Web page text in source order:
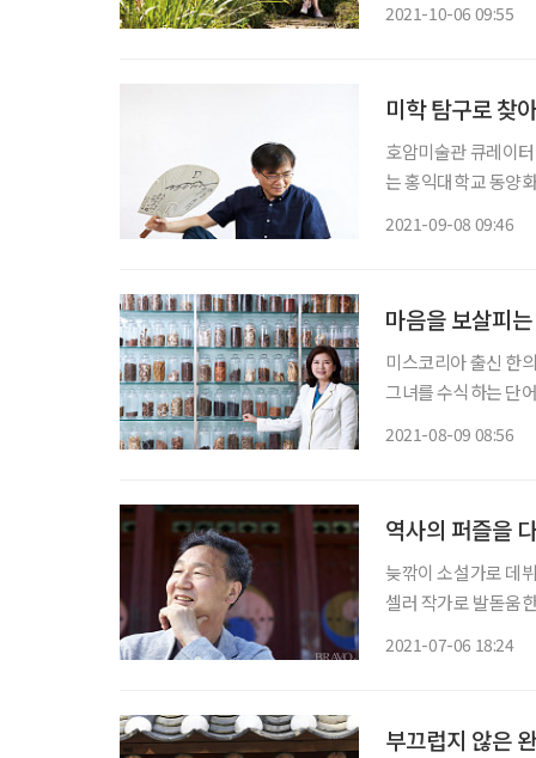
2021-10-06 09:55
미학 탐구로 찾
호암미술관 큐레이
는 홍익대학교 동양
2021-09-08 09:46
마음을 보살피
미스코리아 출신 한
그녀를 수식하는 단
2021-08-09 08:56
역사의 퍼즐을
늦깎이 소설가로 데
셀러 작가로 발돋움
2021-07-06 18:24
부끄럽지 않은